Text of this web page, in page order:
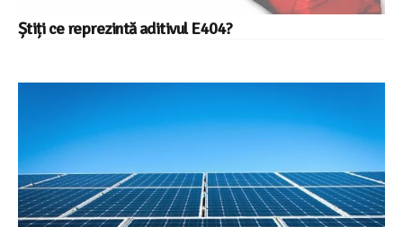
Știți ce reprezintă aditivul E404?